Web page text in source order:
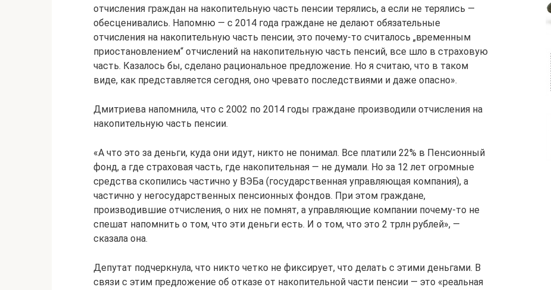
отчисления граждан на накопительную часть пенсии терялись, а если не терялись —
обесценивались. Напомню — с 2014 года граждане не делают обязательные
отчисления на накопительную часть пенсии, это почему-то считалось „временным
приостановлением“ отчислений на накопительную часть пенсий, все шло в страховую
часть. Казалось бы, сделано рациональное предложение. Но я считаю, что в таком
виде, как представляется сегодня, оно чревато последствиями и даже опасно».
Дмитриева напомнила, что с 2002 по 2014 годы граждане производили отчисления на
накопительную часть пенсии.
«А что это за деньги, куда они идут, никто не понимал. Все платили 22% в Пенсионный
фонд, а где страховая часть, где накопительная — не думали. Но за 12 лет огромные
средства скопились частично у ВЭБа (государственная управляющая компания), а
частично у негосударственных пенсионных фондов. При этом граждане,
производившие отчисления, о них не помнят, а управляющие компании почему-то не
спешат напомнить о том, что эти деньги есть. И о том, что это 2 трлн рублей», —
сказала она.
Депутат подчеркнула, что никто четко не фиксирует, что делать с этими деньгами. В
связи с этим предложение об отказе от накопительной части пенсии — это «реальная